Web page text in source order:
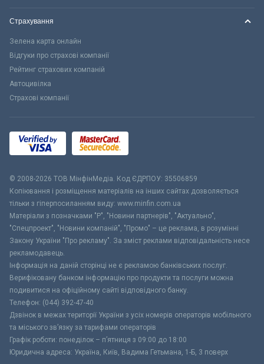
Страхування
Зелена карта онлайн
Відгуки про страхові компанії
Рейтинг страхових компаній
Автоцивілка
Страхові компанії
© 2008-2026 ТОВ МiнфiнМедiа. Код ЄДРПОУ: 35506859
Копіювання і розміщення матеріалів на інших сайтах дозволяється
тільки з гіперпосиланням виду: www.minfin.com.ua
Матеріали з позначками "Р", "Новини партнерів", "Актуально",
"Спецпроект", "Новини компаній", "Промо" – це реклама, в розумінні
Закону України "Про рекламу". За зміст реклами відповідальність несе
рекламодавець.
Інформація на даній сторінці не є рекламою банківських послуг.
Верифіковану банком інформацію про продукти та послуги можна
подивитися на офіційному сайті відповідного банку.
Телефон: (044) 392-47-40
Дзвінок в межах території України з усіх номерів операторів мобільного
та міського зв’язку за тарифами операторів
Графік роботи: понеділок – п’ятниця з 09:00 до 18:00
Юридична адреса: Україна, Київ, Вадима Гетьмана, 1-Б, 3 поверх